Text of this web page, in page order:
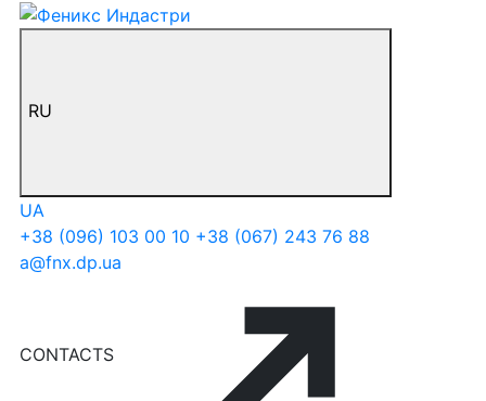
RU
UA
+38 (096) 103 00 10 +38 (067) 243 76 88
a@fnx.dp.ua
CONTACTS